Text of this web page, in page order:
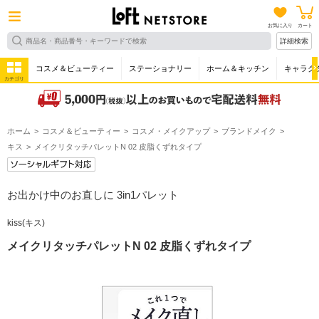
お気に入り カート
詳細検索
カテゴリ
コスメ＆ビューティー ステーショナリー ホーム＆キッチン キャラク
ホーム コスメ＆ビューティー コスメ・メイクアップ
ブランドメイク
キス
メイクリタッチパレットN 02 皮脂くずれタイプ
お出かけ中のお直しに 3in1パレット
kiss(キス)
メイクリタッチパレットN 02 皮脂くずれタイプ